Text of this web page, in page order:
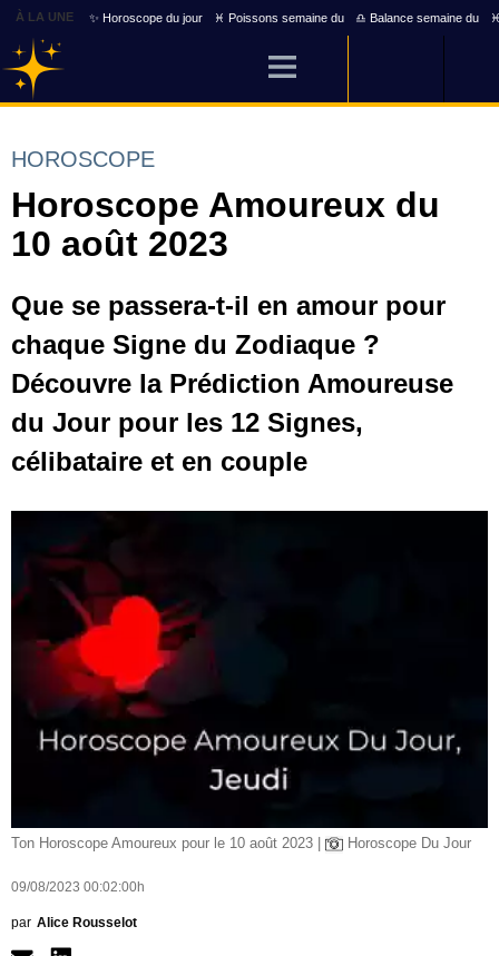
À LA UNE ✨ Horoscope du jour ♓ Poissons semaine du ♎ Balance semaine du
HOROSCOPE
Horoscope Amoureux du
10 août 2023
Que se passera-t-il en amour pour
chaque Signe du Zodiaque ?
Découvre la Prédiction Amoureuse
du Jour pour les 12 Signes,
célibataire et en couple
Ton Horoscope Amoureux pour le 10 août 2023 | Horoscope Du Jour
09/08/2023 00:02:00h
par Alice Rousselot